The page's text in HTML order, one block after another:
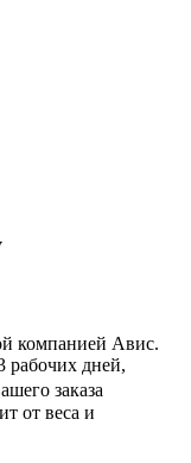
компанией Авис.
рабочих дней,
заказа
от веса и